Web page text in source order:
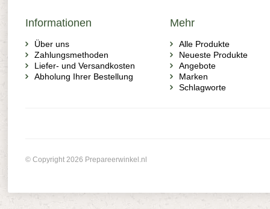
Informationen
Über uns
Zahlungsmethoden
Liefer- und Versandkosten
Abholung Ihrer Bestellung
Mehr
Alle Produkte
Neueste Produkte
Angebote
Marken
Schlagworte
© Copyright 2026 Prepareerwinkel.nl